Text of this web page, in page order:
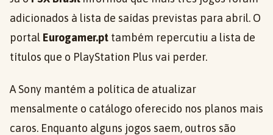
adicionados à lista de saídas previstas para abril. O
portal Eurogamer.pt também repercutiu a lista de
títulos que o PlayStation Plus vai perder.
A Sony mantém a política de atualizar
mensalmente o catálogo oferecido nos planos mais
caros. Enquanto alguns jogos saem, outros são